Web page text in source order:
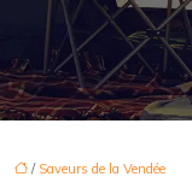
/ Saveurs de la Vendée